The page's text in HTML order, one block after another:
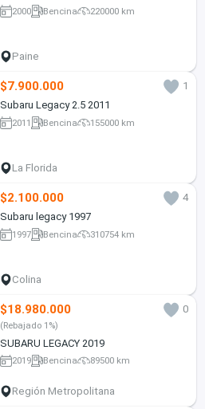
2000 Bencina 220000 km
Paine
$7.900.000
1
Subaru Legacy 2.5 2011
2011 Bencina 155000 km
La Florida
$2.100.000
4
Subaru legacy 1997
1997 Bencina 310754 km
Colina
$18.980.000 0
(Rebajado 1%)
SUBARU LEGACY 2019
2019 Bencina 89500 km
Región Metropolitana